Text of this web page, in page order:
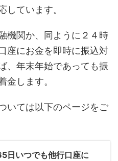
しています。
機関か、同ように２４時
座にお金を即時に振込対
、年末年始であっても振
金します。
いては以下のページをご
日いつでも他行口座に